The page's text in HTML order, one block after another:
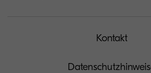
Kontakt